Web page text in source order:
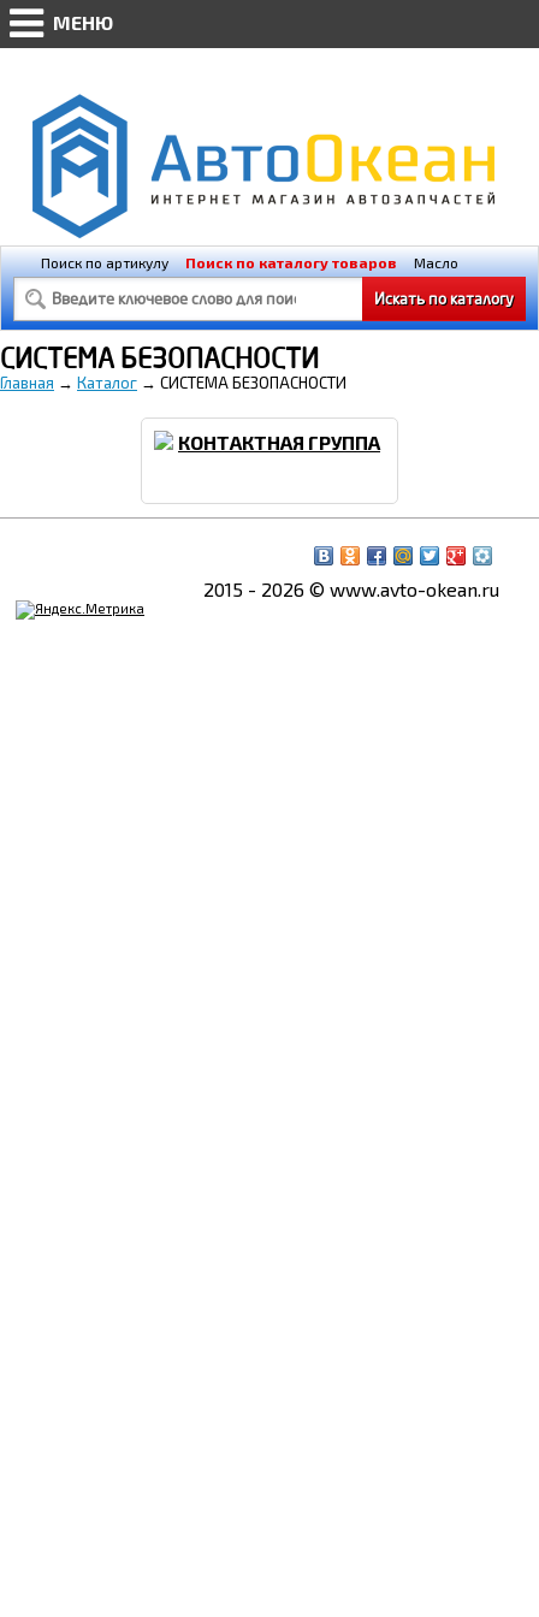
МЕНЮ
Поиск по артикулу Поиск по каталогу товаров
Масло
Освещение
Свечи зажигания
СИСТЕМА БЕЗОПАСНОСТИ
Главная → Каталог → СИСТЕМА БЕЗОПАСНОСТИ
КОНТАКТНАЯ ГРУППА
2015 - 2026 © www.avto-okean.ru